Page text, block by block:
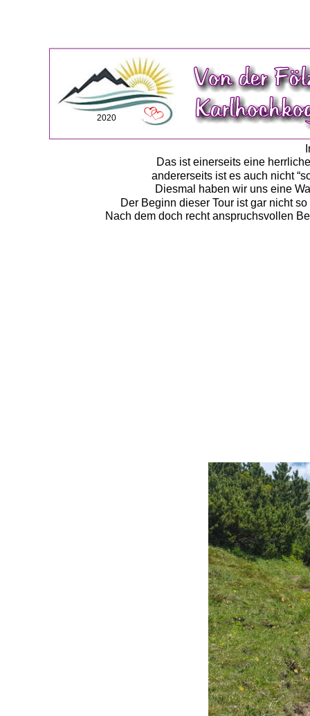
Das ist einerseits eine
andererseits ist es auch nicht
Diesmal haben wir uns eine
Der Beginn dieser Tour ist gar nicht
Nach dem doch recht anspruchsvollen
2020